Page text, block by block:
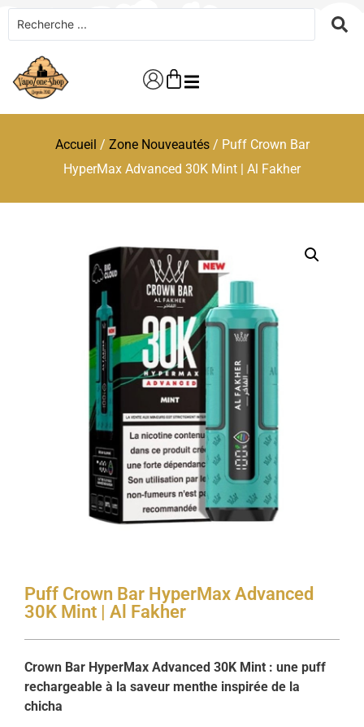
Accueil / Zone Nouveautés/ Puff Crown Bar
HyperMax Advanced 30K Mint | Al Fakher
Puff Crown Bar HyperMax Advanced
30K Mint | Al Fakher
Crown Bar HyperMax Advanced 30K Mint : une puff
rechargeable à la saveur menthe inspirée de la
chicha